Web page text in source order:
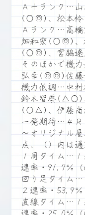
Ａ＋ランク…
(○◎)、松本
Ａランク…高
畑和宏(○◎)、
(○◎)、宮脇
そのほかで機
弘幸(◎◎)佐
機力低調…中
鈴木智啓(△○)
(○△)、伊藤
一発期待…４Ｒ
～オリジナル
点、（）内は通
１周タイム…
連率・91.7％（
回り足タイム…
２連率・53.9％
直線タイム…１